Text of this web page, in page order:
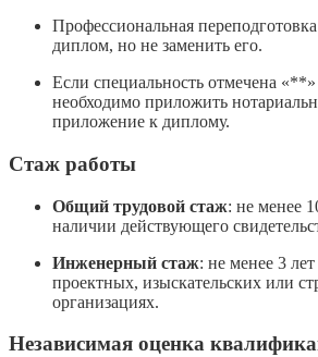
Профессиональная
диплом, но не заменить его.
Если специальность отмечена «**»
необходимо приложить
приложение к диплому.
Стаж работы
Общий трудовой стаж: не менее
наличии действующего
Инженерный стаж: не менее 3
проектных, изыскательских или
организациях.
Независимая оценка